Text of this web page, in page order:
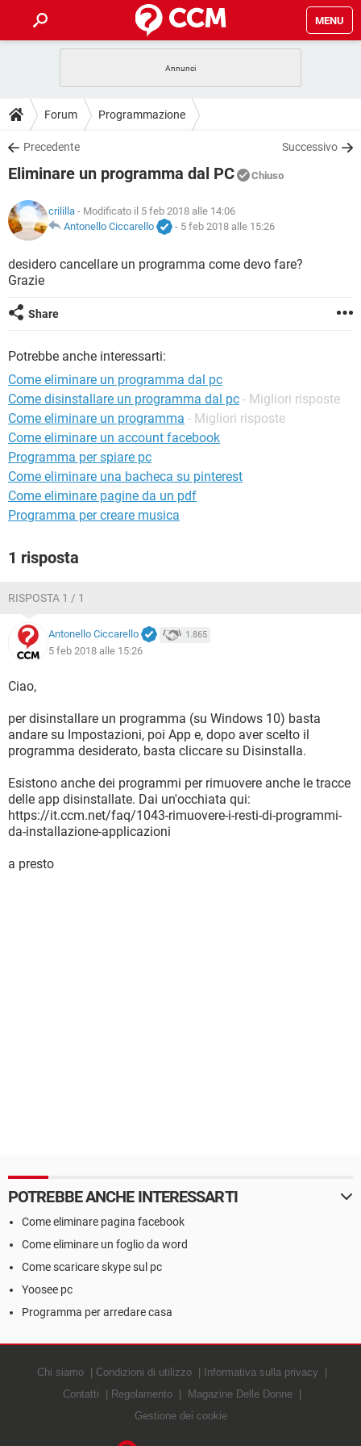
MENU
INTRATTENIMENTO ANDROID
iOS
INSTAGRAM WHATSAPP
TIKTOK
HARDWARE
GUIDE
COVID-19 GAMING
INSTAGRAM WHATSAPP
TIKTOK
HARDWARE
DOWNLOAD
COVID-19 GAMING
INTRATTENIMENTO
iOS WINDOWS 10
INSTAGRAM
TIKTOK
HARDWARE
COVID-19 GAMING
INTRATTENIMENTO
iOS WINDOWS 10
HARDWARE
GLOSSARIO
COVID-19
INTRATTENIMENTO
iOS
HARDWARE
Forum Programmazione
Precedente Successivo
Eliminare un programma dal PC Chiuso
crililla - Modificato il 5 feb 2018 alle 14:06
Antonello Ciccarello
- 5 feb 2018 alle 15:26
desidero cancellare un programma come devo fare?
Grazie
Share
Potrebbe anche interessarti:
Come eliminare un programma dal pc
Come disinstallare un programma dal pc - Migliori risposte
Come eliminare un programma - Migliori risposte
Come eliminare un account facebook
Programma per spiare pc
Come eliminare una bacheca su pinterest
Come eliminare pagine da un pdf
Programma per creare musica
1 risposta
RISPOSTA 1 / 1
Antonello Ciccarello 1.865
5 feb 2018 alle 15:26
Ciao,
per disinstallare un programma (su Windows 10) basta
andare su Impostazioni, poi App e, dopo aver scelto il
programma desiderato, basta cliccare su Disinstalla.
Esistono anche dei programmi per rimuovere anche le tracce
delle app disinstallate. Dai un'occhiata qui:
https://it.ccm.net/faq/1043-rimuovere-i-resti-di-programmi-
da-installazione-applicazioni
a presto
POTREBBE ANCHE INTERESSARTI
Come eliminare pagina facebook
Come eliminare un foglio da word
Come scaricare skype sul pc
Yoosee pc
Programma per arredare casa
Chi siamo Condizioni di utilizzo
Informativa sulla privacy
Contatti
Regolamento
Magazine Delle Donne
Gestione dei cookie